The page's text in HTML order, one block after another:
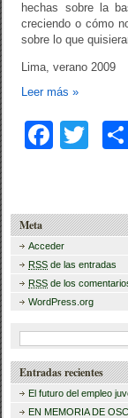
hechas sobre la
creciendo o cómo
sobre lo que
Lima, verano 2009
Leer más»
F
e
b
o
o
k
T
er
Meta
Acceder
RSS de las entradas
RSS de los
WordPress.org
B
u
s
c
Entradas recientes
El futuro del empleo
EN MEMORIA DE